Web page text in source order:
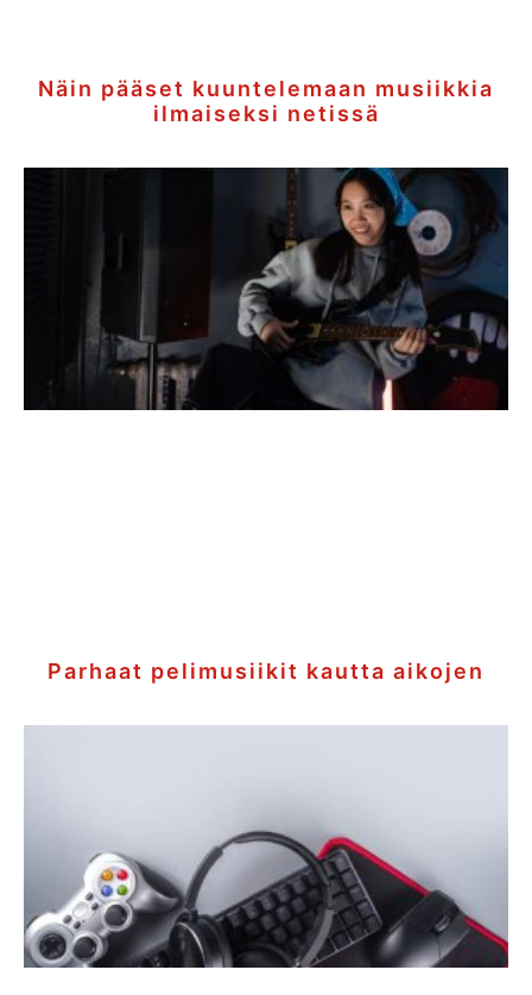
Näin pääset kuuntelemaan musiikkia
ilmaiseksi netissä
Parhaat pelimusiikit kautta aikojen